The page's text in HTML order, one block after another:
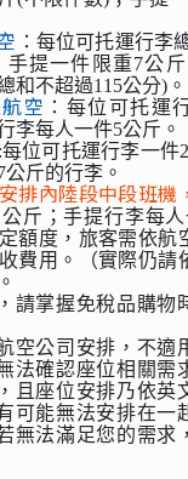
：每位可托運行李
手提一件限重7公斤
和不超過115公分)。
空 ：每位可托運
李每人一件5公斤。
:每位可托運行李一件
斤的行李。
排內陸段中段班機
公斤；手提行李每人
額度，旅客需依航
費用。（實際仍請
請掌握免稅品購物
空公司安排，不適
法確認座位相關需
且座位安排乃依英
可能無法安排在一
無法滿足您的需求